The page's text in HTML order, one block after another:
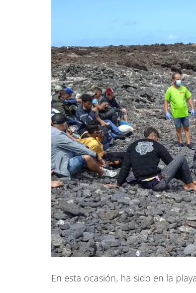
En esta ocasión, ha sido en la